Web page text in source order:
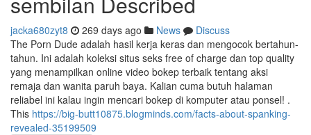
jacka680zyt8 269 days ago News
Discuss
The Porn Dude adalah hasil kerja keras dan mengocok bertahun-
tahun. Ini adalah koleksi situs seks free of charge dan top quality
yang menampilkan online video bokep terbaik tentang aksi
remaja dan wanita paruh baya. Kalian cuma butuh halaman
reliabel ini kalau ingin mencari bokep di komputer atau ponsel! .
This https://big-butt10875.blogminds.com/facts-about-spanking-
revealed-35199509